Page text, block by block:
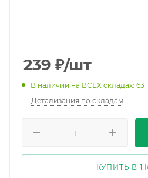
239 ₽/шт
В наличии на ВСЕХ складах: 63
Детализация по складам
КУПИТЬ В 1